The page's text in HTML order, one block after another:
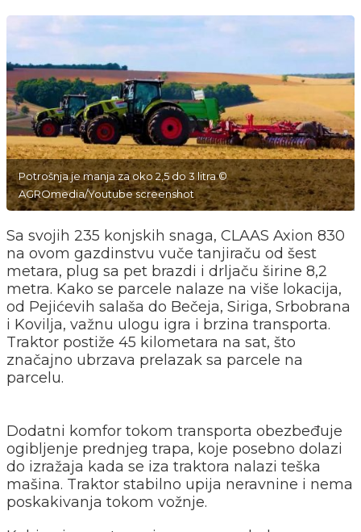
Potrošnja je manja za oko 2,5 do 3 litra ©
AGROmedia/Youtube screenshot
Sa svojih 235 konjskih snaga, CLAAS Axion 830
na ovom gazdinstvu vuče tanjiraču od šest
metara, plug sa pet brazdi i drljaču širine 8,2
metra. Kako se parcele nalaze na više lokacija,
od Pejićevih salaša do Bečeja, Siriga, Srbobrana
i Kovilja, važnu ulogu igra i brzina transporta.
Traktor postiže 45 kilometara na sat, što
značajno ubrzava prelazak sa parcele na
parcelu.
Dodatni komfor tokom transporta obezbeđuje
ogibljenje prednjeg trapa, koje posebno dolazi
do izražaja kada se iza traktora nalazi teška
mašina. Traktor stabilno upija neravnine i nema
poskakivanja tokom vožnje.